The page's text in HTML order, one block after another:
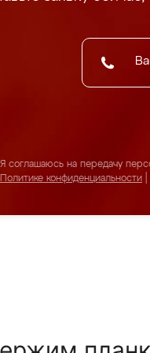
Я соглашаюсь на передачу
Политике конфиденциальности